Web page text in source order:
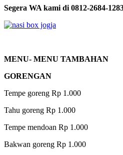
Segera WA kami di 0812-2684-
MENU- MENU TAMBAHAN
GORENGAN
Tempe goreng Rp 1.000
Tahu goreng Rp 1.000
Tempe mendoan Rp 1.000
Bakwan goreng Rp 1.000